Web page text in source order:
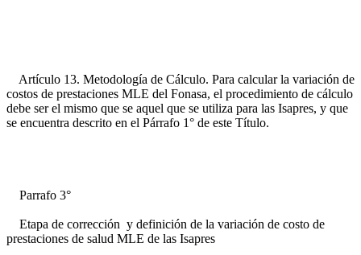
Artículo 13. Metodología de Cálculo. Para calcular la variación de
costos de prestaciones MLE del Fonasa, el procedimiento de cálculo
debe ser el mismo que se aquel que se utiliza para las Isapres, y que
se encuentra descrito en el Párrafo 1° de este Título.
Parrafo 3°
Etapa de corrección y definición de la variación de costo de
prestaciones de salud MLE de las Isapres